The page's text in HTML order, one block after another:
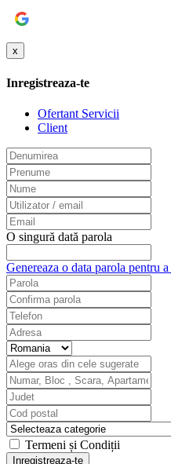
x
Inregistreaza-te
Ofertant Servicii
Client
O singură dată parola
Genereaza o data parola pentru
Termeni și Condiții